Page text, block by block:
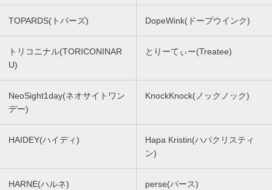
TOPARDS(トパーズ) DopeWink(ドープウインク)
トリコニナル(TORICONINAR
U)
とりーてぃー(Treatee)
NeoSight1day(ネオサイトワン
デー)
KnockKnock(ノックノック)
HAIDEY(ハイディ)
Hapa Kristin(ハパクリスティ
ン)
HARNE(ハルネ) perse(パース)